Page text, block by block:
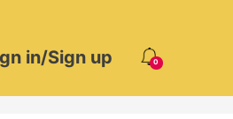
0
in/Sign up